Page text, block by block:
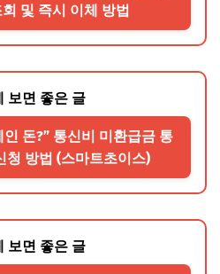
및 즉시 이체 방법
보면 좋은 글
돈?” 통신비 미환급금 통
청 방법 (스마트초이스)
보면 좋은 글